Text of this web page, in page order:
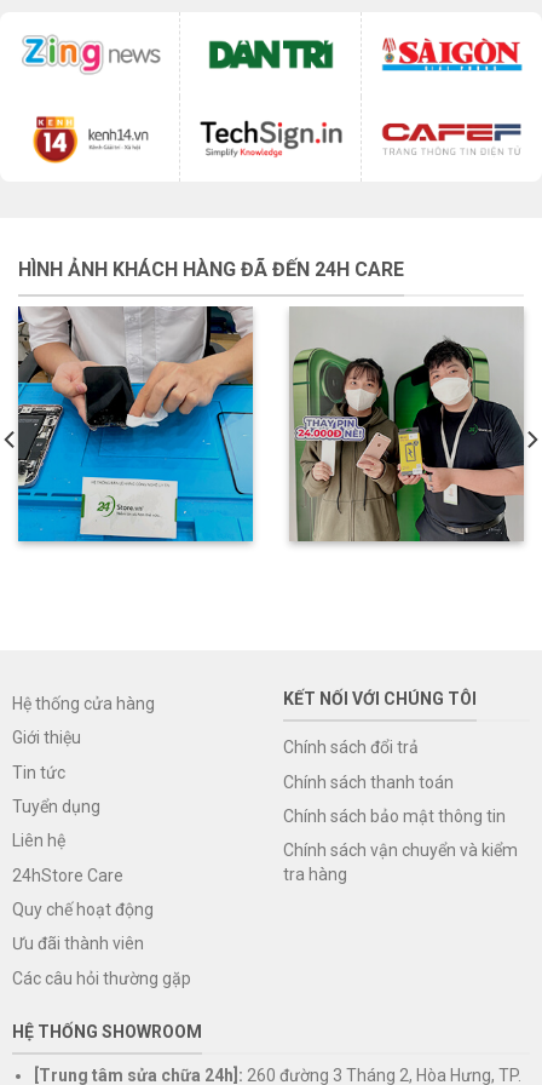
HÌNH ẢNH KHÁCH HÀNG ĐÃ ĐẾN 24H CARE
Hệ thống cửa hàng
Giới thiệu
Tin tức
Tuyển dụng
Liên hệ
24hStore Care
Quy chế hoạt động
Ưu đãi thành viên
Các câu hỏi thường gặp
KẾT NỐI VỚI CHÚNG TÔI
Chính sách đổi trả
Chính sách thanh toán
Chính sách bảo mật thông tin
Chính sách vận chuyển và kiểm
tra hàng
HỆ THỐNG SHOWROOM
[Trung tâm sửa chữa 24h]: 260 đường 3 Tháng 2, Hòa Hưng, TP.